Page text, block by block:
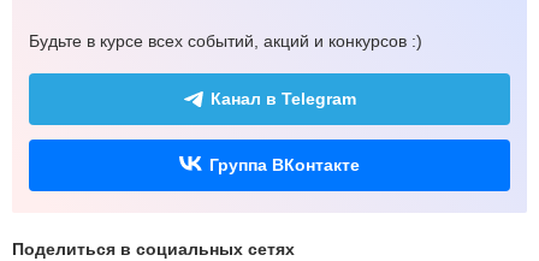
Будьте в курсе всех событий, акций и конкурсов :)
Канал в Telegram
Группа ВКонтакте
Поделиться в социальных сетях